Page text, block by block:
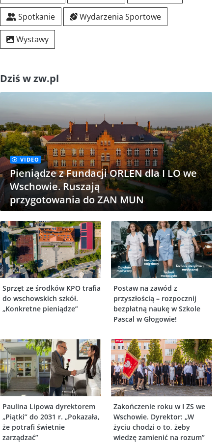
Spotkanie Wydarzenia Sportowe
Wystawy
Dziś w zw.pl
VIDEO
Pieniądze z Fundacji ORLEN dla I LO we
Wschowie. Ruszają
przygotowania do ZAN MUN
Sprzęt ze środków KPO trafia
do wschowskich szkół.
„Konkretne pieniądze”
Postaw na zawód z
przyszłością – rozpocznij
bezpłatną naukę w Szkole
Pascal w Głogowie!
Paulina Lipowa dyrektorem
„Piątki” do 2031 r. „Pokazała,
że potrafi świetnie
zarządzać”
Zakończenie roku w I ZS we
Wschowie. Dyrektor: „W
życiu chodzi o to, żeby
wiedzę zamienić na rozum”